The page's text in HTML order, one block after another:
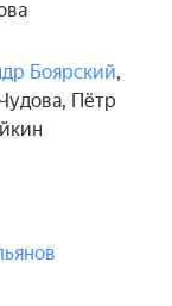
Боярский,
, Пётр